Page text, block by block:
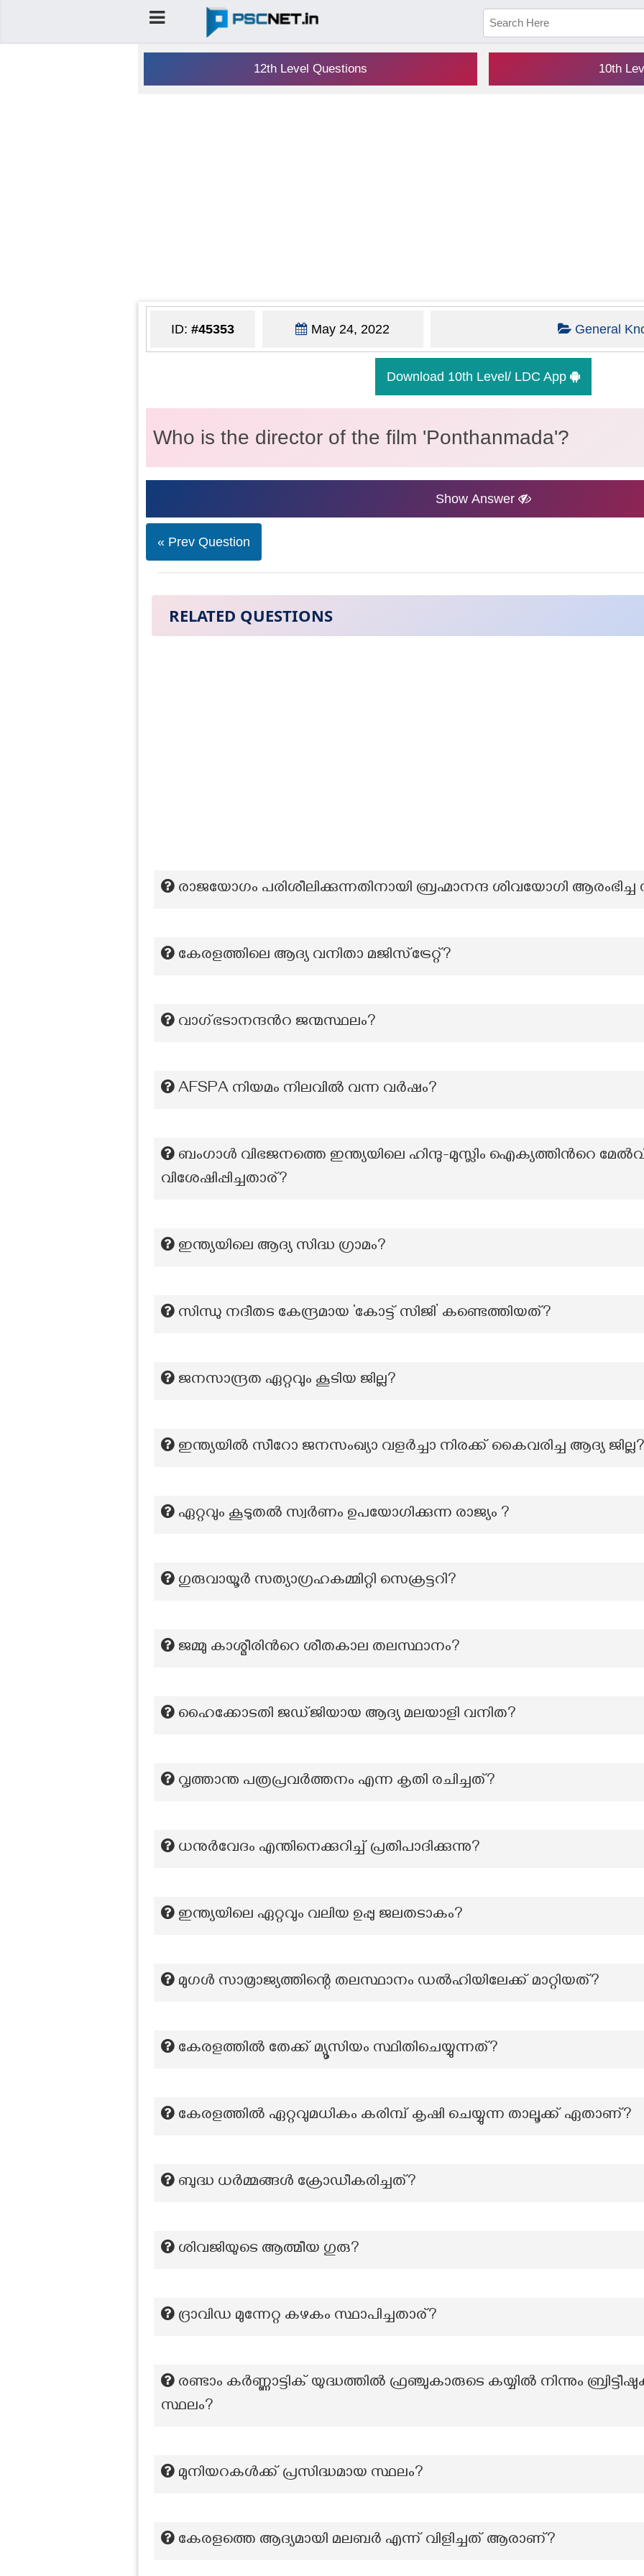
12th Level Questions 10th
ID: #45353 May 24, 2022 General
Download 10th Level/ LDC App
Who is the director of the film 'Ponthanmada'?
Show Answer
« Prev Question
RELATED QUESTIONS
രാജയോഗം പരിശീലിക്കുന്നതിനായി ബ്രഹ്മാനന്ദ ശിവയോഗി
കേരളത്തിലെ ആദ്യ വനിതാ മജിസ്‌ട്രേറ്റ്?
വാഗ്ഭടാനന്ദന്‍റ ജന്മസ്ഥലം?
AFSPA നിയമം നിലവില്‍ വന്ന വര്‍ഷം?
ബംഗാൾ വിഭജനത്തെ ഇന്ത്യയിലെ ഹിന്ദു-മുസ്ലിം ഐക്യത്തിൻറെ
വിശേഷിപ്പിച്ചതാര്?
ഇന്ത്യയിലെ ആദ്യ സിദ്ധ ഗ്രാമം?
സിന്ധു നദീതട കേന്ദ്രമായ ‘കോട്ട് സിജി’ കണ്ടെത്തിയത്?
ജനസാന്ദ്രത ഏറ്റവും കൂടിയ ജില്ല?
ഇന്ത്യയിൽ സീറോ ജനസംഖ്യാ വളർച്ചാ നിരക്ക് കൈവരിച്ച ആദ്യ ജില്ല?
ഏറ്റവും കൂടുതൽ സ്വർണം ഉപയോഗിക്കുന്ന രാജ്യം ?
ഗുരുവായൂർ സത്യാഗ്രഹകമ്മിറ്റി സെക്രട്ടറി?
ജമ്മു കാശ്മീരിന്‍റെ ശീതകാല തലസ്ഥാനം?
ഹൈക്കോടതി ജഡ്ജിയായ ആദ്യ മലയാളി വനിത?
വൃത്താന്ത പത്രപ്രവർത്തനം എന്ന കൃതി രചിച്ചത്?
ധനുർവേദം എന്തിനെക്കുറിച്ച് പ്രതിപാദിക്കുന്നു?
ഇന്ത്യയിലെ ഏറ്റവും വലിയ ഉപ്പു ജലതടാകം?
മുഗൾ സാമ്രാജ്യത്തിന്റെ തലസ്ഥാനം ഡൽഹിയിലേക്ക് മാറ്റിയത്?
കേരളത്തിൽ തേക്ക് മ്യൂസിയം സ്ഥിതിചെയ്യുന്നത്?
കേരളത്തിൽ ഏറ്റവുമധികം കരിമ്പ് കൃഷി ചെയ്യുന്ന താലൂക്ക് ഏതാണ്?
ബുദ്ധ ധർമ്മങ്ങൾ ക്രോഡീകരിച്ചത്?
ശിവജിയുടെ ആത്മീയ ഗുരു?
ദ്രാവിഡ മുന്നേറ്റ കഴകം സ്ഥാപിച്ചതാര്?
രണ്ടാം കർണ്ണാട്ടിക് യുദ്ധത്തിൽ ഫ്രഞ്ചുകാരുടെ കയ്യിൽ നിന്നും
സ്ഥലം?
മുനിയറകൾക്ക് പ്രസിദ്ധമായ സ്ഥലം?
കേരളത്തെ ആദ്യമായി മലബര്‍ എന്ന് വിളിച്ചത് ആരാണ്?